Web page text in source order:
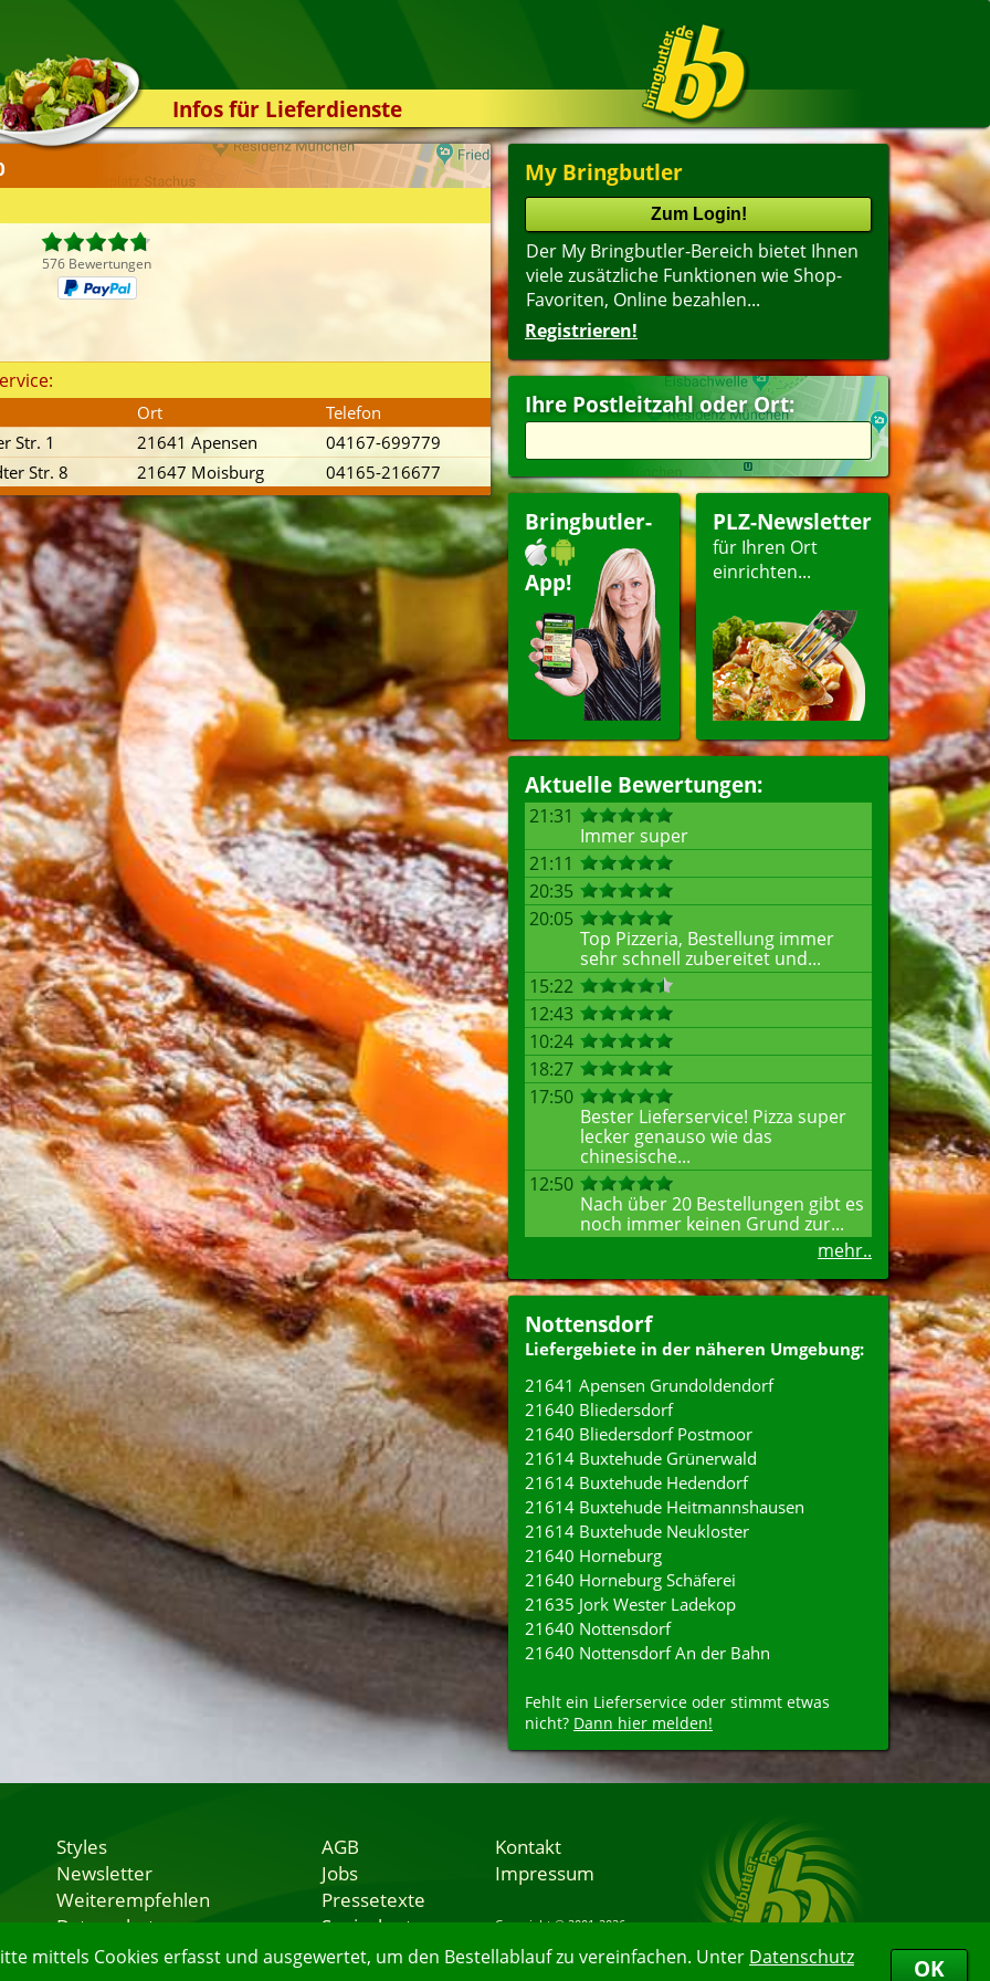
mittels Cookies erfasst und ausgewertet, um den Bestellablauf zu vereinfachen. Unter Datenschutz
OK
Infos für Lieferdienste
Kassensystem
Zuverlässigkeit
Kontakt
My Bringbutler
Der My Bringbutler-Bereich bietet Ihnen
viele zusätzliche Funktionen wie Shop-
Favoriten, Online bezahlen...
Registrieren!
Ihre Postleitzahl oder Ort:
Bringbutler-
App!
PLZ-Newsletter
für Ihren Ort
einrichten...
Aktuelle Bewertungen:
21:31
Immer super
21:11
20:35
20:05
Top Pizzeria, Bestellung immer
sehr schnell zubereitet und...
15:22
12:43
10:24
18:27
17:50
Bester Lieferservice! Pizza super
lecker genauso wie das
chinesische...
12:50
Nach über 20 Bestellungen gibt es
noch immer keinen Grund zur...
mehr..
Nottensdorf
Liefergebiete in der näheren Umgebung:
21641 Apensen Grundoldendorf
21640 Bliedersdorf
21640 Bliedersdorf Postmoor
21614 Buxtehude Grünerwald
21614 Buxtehude Hedendorf
21614 Buxtehude Heitmannshausen
21614 Buxtehude Neukloster
21640 Horneburg
21640 Horneburg Schäferei
21635 Jork Wester Ladekop
21640 Nottensdorf
21640 Nottensdorf An der Bahn
Fehlt ein Lieferservice oder stimmt etwas
nicht? Dann hier melden!
576 Bewertungen
Ort
Telefon
Str. 1 21641 Apensen
04167-699779
Str. 8 21647 Moisburg 04165-216677
Styles
Newsletter
Weiterempfehlen
Datenschutz
Nutzungsbedingungen
AGB
Jobs
Pressetexte
Speisekarten
Lieferservice
Kontakt
Impressum
Copyright © 2001-2026
06.08.2026 21:38:46